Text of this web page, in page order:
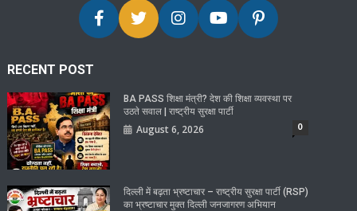
RECENT POST
BA PASS शिक्षा मंत्री? देश की शिक्षा व्यवस्था पर
उठते सवाल | राष्ट्रीय सुरक्षा पार्टी
August 6, 2026 0
दिल्ली में बढ़ता भ्रष्टाचार – राष्ट्रीय सुरक्षा पार्टी (RSP)
का भ्रष्टाचार मुक्त दिल्ली जनजागरण अभियान